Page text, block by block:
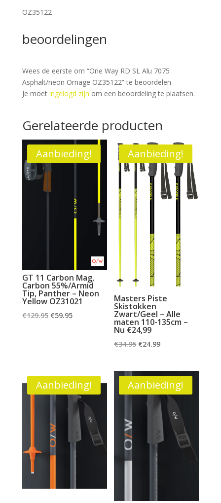
OZ35122
beoordelingen
Wees de eerste om “One Way RD SL Alu 7075
Asphalt/neon Ornage OZ35122” te beoordelen
Je moet ingelogd zijn om een beoordeling te plaatsen.
Gerelateerde producten
Aanbieding!
GT 11 Carbon Mag,
Carbon 55%/Armid
Tip, Panther – Neon
Yellow OZ31021
€129.95 Oorspronkelijke
€59.95Huidige
Aanbieding!
Masters Piste
Skistokken
Zwart/Geel – Alle
maten 110-135cm –
Nu €24,99
€34.95 Oorspronkelijke
was:
€34.95.
€24.99Huidige
is:
€24.99.
Aanbieding! Aanbieding!